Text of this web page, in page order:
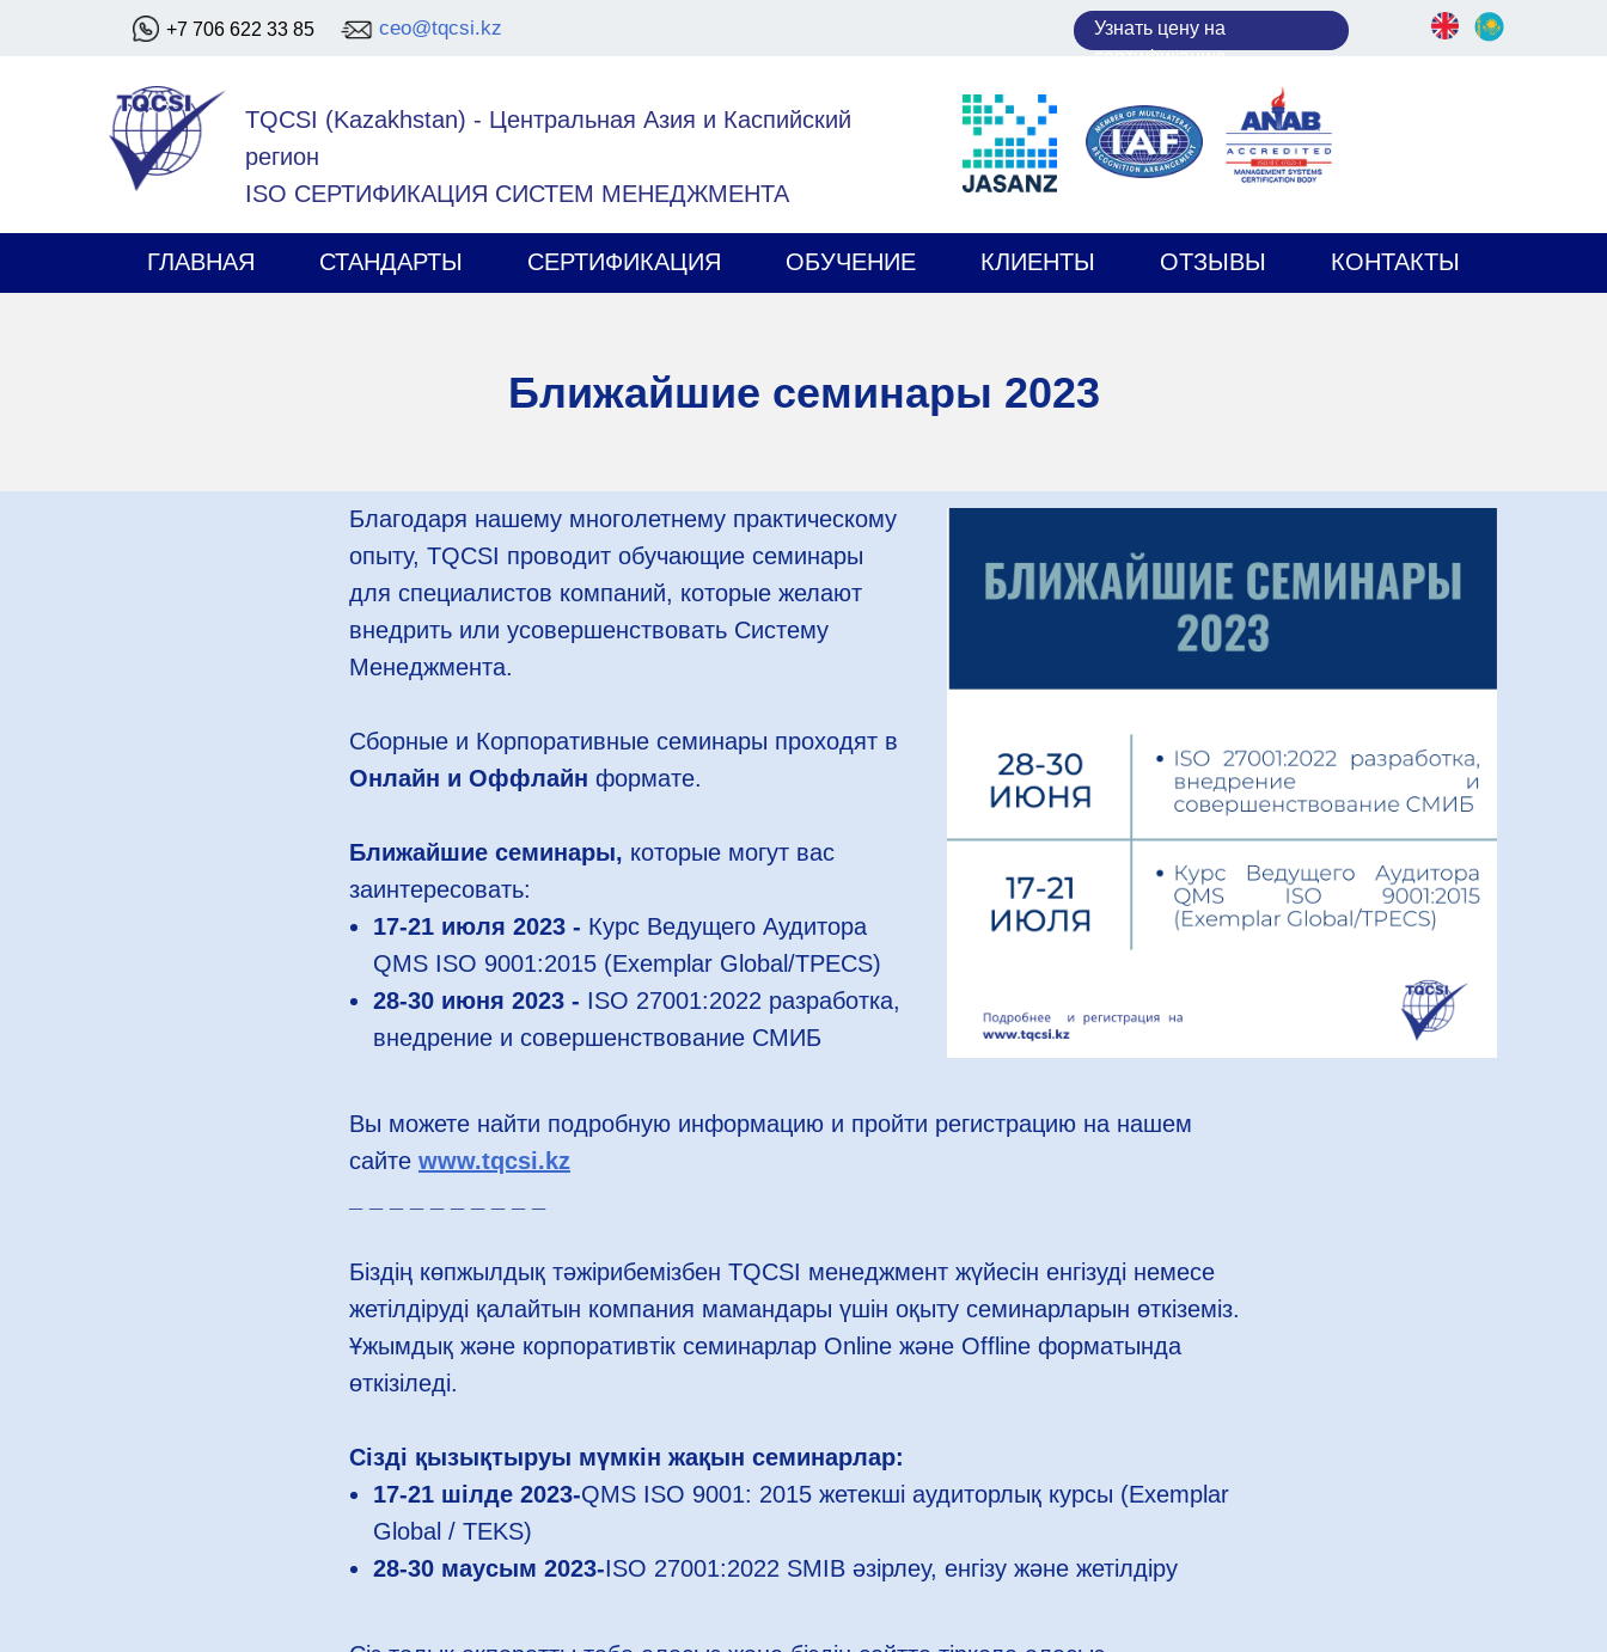
+7 706 622 33 85 ceo@tqcsi.kz Узнать цену на
сертификацию
TQCSI (Kazakhstan) - Центральная Азия и Каспийский
регион
ISO СЕРТИФИКАЦИЯ СИСТЕМ МЕНЕДЖМЕНТА
ГЛАВНАЯ СТАНДАРТЫ СЕРТИФИКАЦИЯ ОБУЧЕНИЕ КЛИЕНТЫ ОТЗЫВЫ КОНТАКТЫ
Ближайшие семинары 2023
Благодаря нашему многолетнему практическому
опыту, TQCSI проводит обучающие семинары
для специалистов компаний, которые желают
внедрить или усовершенствовать Систему
Менеджмента.
Сборные и Корпоративные семинары проходят в
Онлайн и Оффлайн формате.
Ближайшие семинары, которые могут вас
заинтересовать:
17-21 июля 2023 - Курс Ведущего Аудитора
QMS ISO 9001:2015 (Exemplar Global/TPECS)
28-30 июня 2023 - ISO 27001:2022 разработка,
внедрение и совершенствование СМИБ
Вы можете найти подробную информацию и пройти регистрацию на нашем
сайте www.tqcsi.kz
Біздің көпжылдық тәжірибемізбен TQCSI менеджмент жүйесін енгізуді немесе
жетілдіруді қалайтын компания мамандары үшін оқыту семинарларын өткіземіз.
Ұжымдық және корпоративтік семинарлар Online және Offline форматында
өткізіледі.
Сізді қызықтыруы мүмкін жақын семинарлар:
17-21 шілде 2023-QMS ISO 9001: 2015 жетекші аудиторлық курсы (Exemplar
Global / TEKS)
28-30 маусым 2023-ISO 27001:2022 SMIB әзірлеу, енгізу және жетілдіру